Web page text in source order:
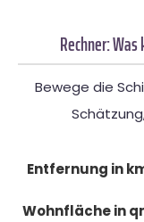
Rechner:
Bewege die
Entfernung in
Wohnfläche in